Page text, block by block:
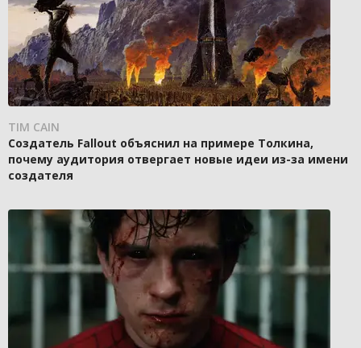
TIM CAIN
Создатель Fallout объяснил на примере Толкина,
почему аудитория отвергает новые идеи из-за имени
создателя